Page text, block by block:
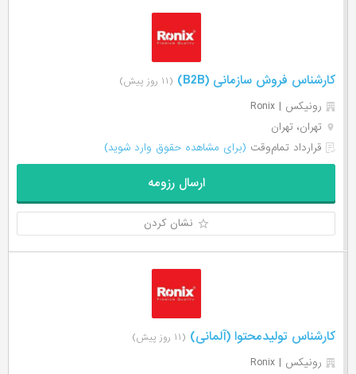
کارشناس فروش سازمانی (B2B) (۱۱ روز پیش)
رونیکس | Ronix
تهران، تهران
قرارداد تمام‌وقت (برای مشاهده حقوق وارد شوید)
ارسال رزومه
نشان کردن
کارشناس تولیدمحتوا (آلمانی) (۱۱ روز پیش)
رونیکس | Ronix